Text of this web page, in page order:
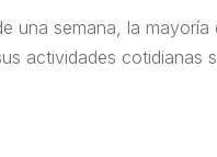
una semana, la
actividades cotidianas